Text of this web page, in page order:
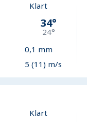
Klart
34°
24°
0,1 mm
5 (11) m/s
Klart